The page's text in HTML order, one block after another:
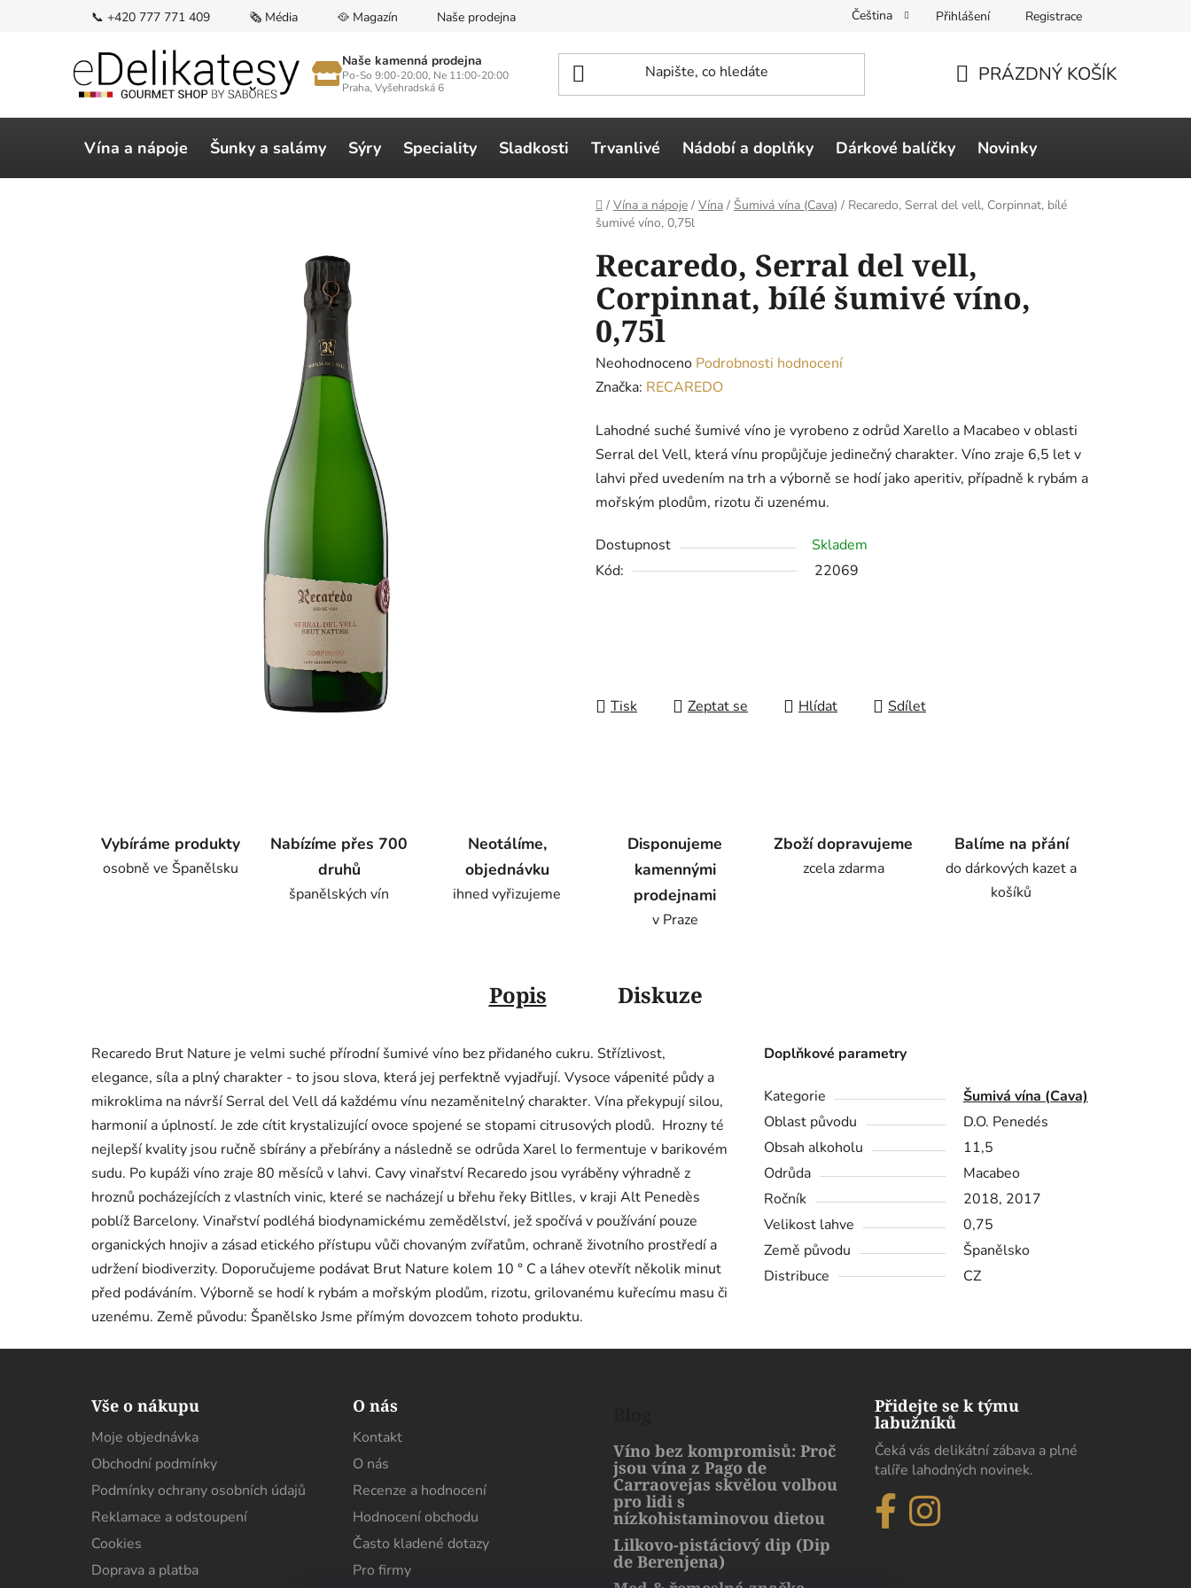
📞 +420 777 771 409 🗞️ Média 🥘 Magazín Naše prodejna Čeština Přihlášení Registrace
Naše kamenná prodejna
Po-So 9:00-20:00, Ne 11:00-20:00
Praha, Vyšehradská 6
KOŠÍK
PRÁZDNÝ KOŠÍK
Vína a nápoje Šunky a salámy Sýry Speciality Sladkosti Trvanlivé Nádobí a doplňky Dárkové balíčky Novinky
Domů
/ Vína a nápoje / Vína / Šumivá vína (Cava) / Recaredo, Serral del vell, Corpinnat, bílé
šumivé víno, 0,75l
Recaredo, Serral del vell,
Corpinnat, bílé šumivé víno,
0,75l
Průměrné
hodnocení
je
0,0
z
5
Neohodnoceno Podrobnosti hodnocení
Značka: RECAREDO
Lahodné suché šumivé víno je vyrobeno z odrůd Xarello a Macabeo v oblasti
Serral del Vell, která vínu propůjčuje jedinečný charakter. Víno zraje 6,5 let v
lahvi před uvedením na trh a výborně se hodí jako aperitiv, případně k rybám a
mořským plodům, rizotu či uzenému.
Dostupnost
Skladem
Kód:
22069
Tisk Zeptat se Hlídat Sdílet
Vybíráme produkty
osobně ve Španělsku
Nabízíme přes 700
druhů
španělských vín
Neotálíme,
objednávku
ihned vyřizujeme
Disponujeme
kamennými
prodejnami
v Praze
Zboží dopravujeme
zcela zdarma
Balíme na přání
do dárkových kazet a
košíků
Popis Diskuze
Recaredo Brut Nature je velmi suché přírodní šumivé víno bez přidaného cukru. Střízlivost,
elegance, síla a plný charakter - to jsou slova, která jej perfektně vyjadřují. Vysoce vápenité půdy a
mikroklima na návrší Serral del Vell dá každému vínu nezaměnitelný charakter. Vína překypují silou,
harmonií a úplností. Je zde cítit krystalizující ovoce spojené se stopami citrusových plodů. Hrozny té
nejlepší kvality jsou ručně sbírány a přebírány a následně se odrůda Xarel lo fermentuje v barikovém
sudu. Po kupáži víno zraje 80 měsíců v lahvi. Cavy vinařství Recaredo jsou vyráběny výhradně z
hroznů pocházejících z vlastních vinic, které se nacházejí u břehu řeky Bitlles, v kraji Alt Penedès
poblíž Barcelony. Vinařství podléhá biodynamickému zemědělství, jež spočívá v používání pouze
organických hnojiv a zásad etického přístupu vůči chovaným zvířatům, ochraně životního prostředí a
udržení biodiverzity. Doporučujeme podávat Brut Nature kolem 10 ° C a láhev otevřít několik minut
před podáváním. Výborně se hodí k rybám a mořským plodům, rizotu, grilovanému kuřecímu masu či
uzenému. Země původu: Španělsko Jsme přímým dovozcem tohoto produktu.
Doplňkové parametry
Kategorie
Šumivá vína (Cava)
Oblast původu
D.O. Penedés
Obsah alkoholu
11,5
Odrůda
Macabeo
Ročník
2018, 2017
Velikost lahve
0,75
Země původu
Španělsko
Distribuce
CZ
Vše o nákupu
Moje objednávka
Obchodní podmínky
Podmínky ochrany osobních údajů
Reklamace a odstoupení
Cookies
Doprava a platba
O nás
Kontakt
O nás
Recenze a hodnocení
Hodnocení obchodu
Často kladené dotazy
Pro firmy
Víno bez kompromisů: Proč
jsou vína z Pago de
Carraovejas skvělou volbou
pro lidi s
nízkohistaminovou dietou
Lilkovo-pistáciový dip (Dip
de Berenjena)
Přidejte se k týmu
labužníků
Čeká vás delikátní zábava a plné
talíře lahodných novinek.